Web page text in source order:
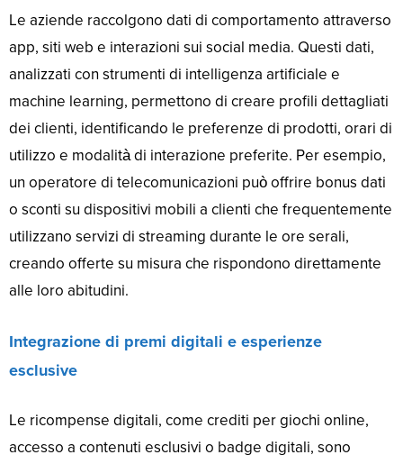
Le aziende raccolgono dati di comportamento attraverso
app, siti web e interazioni sui social media. Questi dati,
analizzati con strumenti di intelligenza artificiale e
machine learning, permettono di creare profili dettagliati
dei clienti, identificando le preferenze di prodotti, orari di
utilizzo e modalità di interazione preferite. Per esempio,
un operatore di telecomunicazioni può offrire bonus dati
o sconti su dispositivi mobili a clienti che frequentemente
utilizzano servizi di streaming durante le ore serali,
creando offerte su misura che rispondono direttamente
alle loro abitudini.
Integrazione di premi digitali e esperienze
esclusive
Le ricompense digitali, come crediti per giochi online,
accesso a contenuti esclusivi o badge digitali, sono